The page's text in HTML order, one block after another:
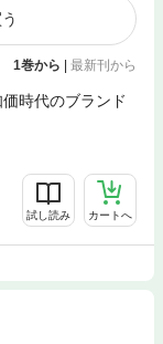
1巻から | 最新刊から
時代のブランド
試し読み カートへ